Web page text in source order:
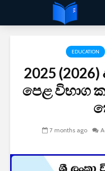
EDUCATION
2025
පෙළ විභාග
7 months ago